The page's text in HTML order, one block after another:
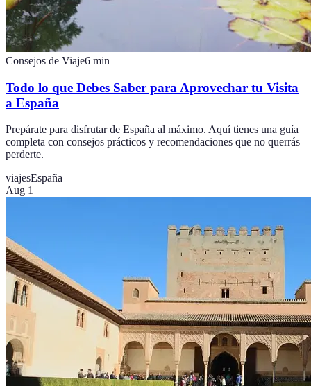
Consejos de Viaje6 min
Todo lo que Debes Saber para Aprovechar tu Visita
a España
Prepárate para disfrutar de España al máximo. Aquí tienes una guía
completa con consejos prácticos y recomendaciones que no querrás
perderte.
viajesEspaña
Aug 1